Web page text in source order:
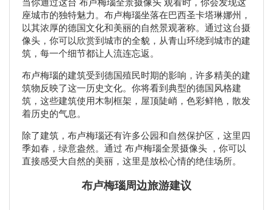
座城市的独特魅力。布卢梅瑙坐落在巴西圣卡塔琳娜州，
以其浓厚的德国文化和美丽的自然景观著称。通过这台摄
像头，你可以欣赏到城市的全貌，从青山环绕到城市的建
筑，每一个细节都让人流连忘返。
布卢梅瑙的建筑受到德国殖民时期的影响，许多精美的建
筑物反映了这一历史文化。你将看到典型的德国风格建
筑，这些建筑使用木制框架，屋顶陡峭，色彩鲜艳，散发
着历史的气息。
除了建筑，布卢梅瑙还有许多公园和自然保护区，这里四
季如春，绿意盎然。通过 布卢梅瑙全景摄像头 ，你可以
直接感受大自然的美丽，这里是放松心情的绝佳场所。
布卢梅瑙周边旅游建议